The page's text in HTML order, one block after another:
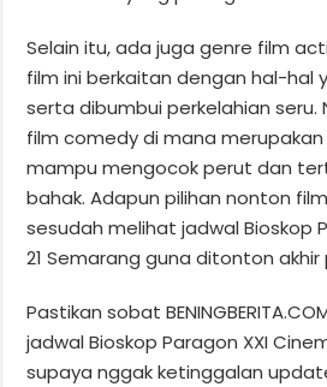
Selain itu, ada juga genre film
film ini berkaitan dengan hal-hal
serta dibumbui perkelahian seru.
film comedy di mana merupakan
mampu mengocok perut dan
bahak. Adapun pilihan nonton
sesudah melihat jadwal Bioskop
21 Semarang guna ditonton akhir
Pastikan sobat
jadwal Bioskop Paragon XXI
supaya nggak ketinggalan